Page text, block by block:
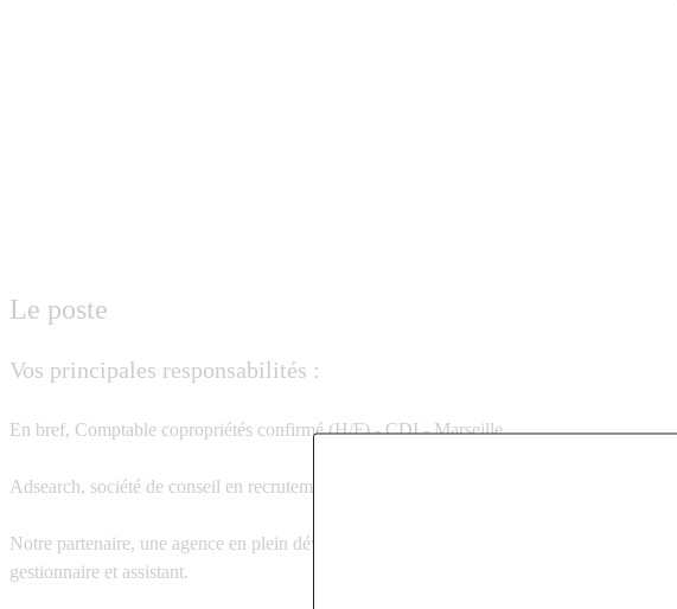
Le poste
Vos principales responsabilités :
En bref, Comptable copropriétés confirmé (H/F) - CDI - Marseille
Adsearch, société de conseil en recrutement vous accompagne dans votre carrière pour
Notre partenaire, une agence en plein développement, recherche un Comptable
gestionnaire et assistant.